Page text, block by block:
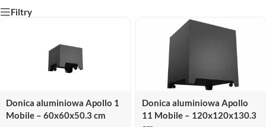
Wielki wybór
z nas ceni sobie połączenie wysokiej jakości produktu z jego
estetycznym i nowoczesnym wyglądem. Takie zestawienie
sprawia, iż powstaje coś wyjątkowego, niezwykłego i godnego
uwagi nawet najbardziej wymagających klientów. Aby sprostać
oczekiwaniom największych estetów i miłośników najwyższej
donic na kółkach
z cortenu. Ich
praktyczne zastosowanie, solidność i wysoka odporność na
uszkodzenia mechaniczne oraz wpływ czynników
Filtry
Donica aluminiowa Apollo 1
Mobile – 60x60x50.3 cm
Donica aluminiowa Apollo
11 Mobile – 120x120x130.3